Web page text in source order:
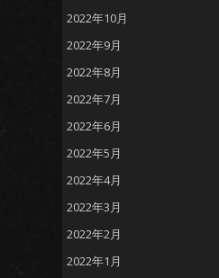
2022年10月
2022年9月
2022年8月
2022年7月
2022年6月
2022年5月
2022年4月
2022年3月
2022年2月
2022年1月